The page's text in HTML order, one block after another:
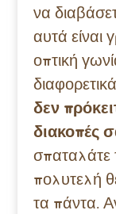
να
αυτά είναι
οπτική
δεν
διακοπές
σπαταλάτε
πολυτελή
τα πάντα.